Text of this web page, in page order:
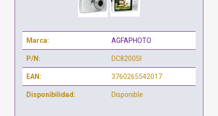
Marca: AGFAPHOTO
P/N: DC8200SI
EAN: 3760265542017
Disponibilidad: Disponible